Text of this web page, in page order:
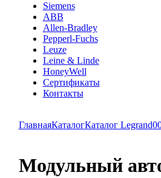
Siemens
ABB
Allen-Bradley
Pepperl-Fuchs
Leuze
Leine & Linde
HoneyWell
Сертификаты
Контакты
ГлавнаяКаталогКаталог Legrand
Модульный